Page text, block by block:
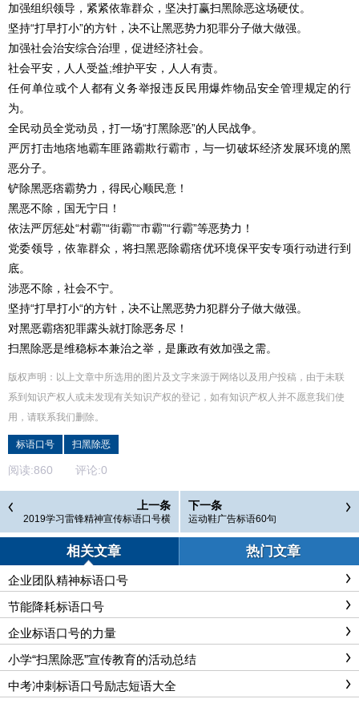
加强组织领导，紧紧依靠群众，坚决打赢扫黑除恶这场硬仗。
坚持“打早打小”的方针，决不让黑恶势力犯罪分子做大做强。
加强社会治安综合治理，促进经济社会。
社会平安，人人受益;维护平安，人人有责。
任何单位或个人都有义务举报违反民用爆炸物品安全管理规定的行
为。
全民动员全党动员，打一场“打黑除恶”的人民战争。
严厉打击地痞地霸车匪路霸欺行霸市，与一切破坏经济发展环境的黑
恶分子。
铲除黑恶痞霸势力，得民心顺民意！
黑恶不除，国无宁日！
依法严厉惩处“村霸”“街霸”“市霸”“行霸”等恶势力！
党委领导，依靠群众，将扫黑恶除霸痞优环境保平安专项行动进行到
底。
涉恶不除，社会不宁。
坚持“打早打小“的方针，决不让黑恶势力犯群分子做大做强。
对黑恶霸痞犯罪露头就打除恶务尽！
扫黑除恶是维稳标本兼治之举，是廉政有效加强之需。
版权声明：以上文章中所选用的图片及文字来源于网络以及用户投稿，由于未联
系到知识产权人或未发现有关知识产权的登记，如有知识产权人并不愿意我们使
用，请联系我们删除。
标语口号 扫黑除恶
阅读:860 评论:0
上一条
2019学习雷锋精神宣传标语口号横
幅大全精选
下一条
运动鞋广告标语60句
相关文章 热门文章
企业团队精神标语口号
节能降耗标语口号
企业标语口号的力量
小学“扫黑除恶”宣传教育的活动总结
中考冲刺标语口号励志短语大全